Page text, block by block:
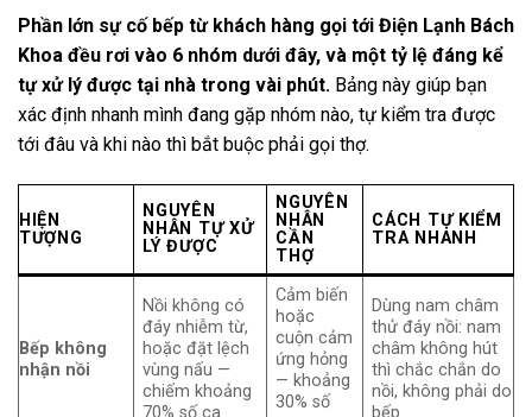
Phần lớn sự cố bếp từ khách hàng gọi tới Điện Lạnh Bách
Khoa đều rơi vào 6 nhóm dưới đây, và một tỷ lệ đáng kể
tự xử lý được tại nhà trong vài phút. Bảng này giúp bạn
xác định nhanh mình đang gặp nhóm nào, tự kiểm tra được
tới đâu và khi nào thì bắt buộc phải gọi thợ.
HIỆN
TƯỢNG
NGUYÊN
NHÂN TỰ XỬ
LÝ ĐƯỢC
NGUYÊN
NHÂN
CẦN
THỢ
CÁCH TỰ KIỂM
TRA NHANH
Bếp không
nhận nồi
Nồi không có
đáy nhiễm từ,
hoặc đặt lệch
vùng nấu —
chiếm khoảng
70% số ca
Cảm biến
hoặc
cuộn cảm
ứng hỏng
— khoảng
30% số
Dùng nam châm
thử đáy nồi: nam
châm không hút
thì chắc chắn do
nồi, không phải do
bếp